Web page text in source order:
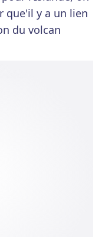
que'il y a un lien
du volcan